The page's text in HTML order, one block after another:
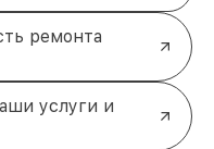
ремонта
услуги и